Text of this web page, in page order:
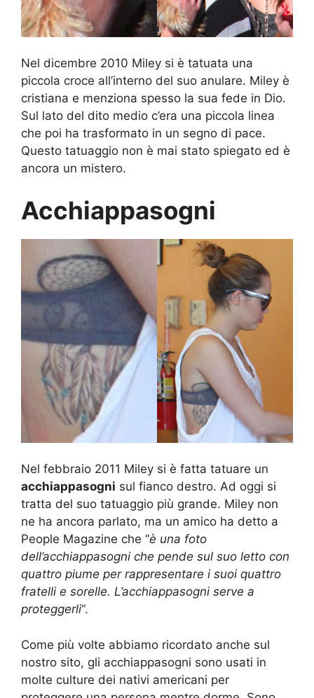
Nel dicembre 2010 Miley si è tatuata una
piccola croce all’interno del suo anulare. Miley è
cristiana e menziona spesso la sua fede in Dio.
Sul lato del dito medio c’era una piccola linea
che poi ha trasformato in un segno di pace.
Questo tatuaggio non è mai stato spiegato ed è
ancora un mistero.
Acchiappasogni
Nel febbraio 2011 Miley si è fatta tatuare un
acchiappasogni sul fianco destro. Ad oggi si
tratta del suo tatuaggio più grande. Miley non
ne ha ancora parlato, ma un amico ha detto a
People Magazine che “è una foto
dell’acchiappasogni che pende sul suo letto con
quattro piume per rappresentare i suoi quattro
fratelli e sorelle. L’acchiappasogni serve a
proteggerli“.
Come più volte abbiamo ricordato anche sul
nostro sito, gli acchiappasogni sono usati in
molte culture dei nativi americani per